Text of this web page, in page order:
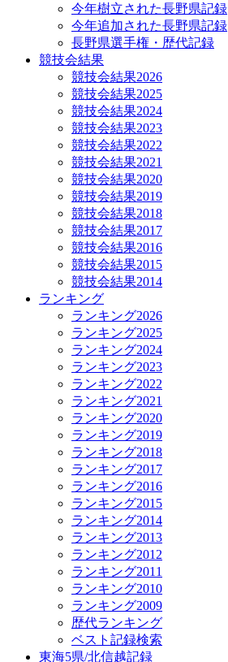
今年樹立された長野県記録
今年追加された長野県記録
長野県選手権・歴代記録
競技会結果
競技会結果2026
競技会結果2025
競技会結果2024
競技会結果2023
競技会結果2022
競技会結果2021
競技会結果2020
競技会結果2019
競技会結果2018
競技会結果2017
競技会結果2016
競技会結果2015
競技会結果2014
ランキング
ランキング2026
ランキング2025
ランキング2024
ランキング2023
ランキング2022
ランキング2021
ランキング2020
ランキング2019
ランキング2018
ランキング2017
ランキング2016
ランキング2015
ランキング2014
ランキング2013
ランキング2012
ランキング2011
ランキング2010
ランキング2009
歴代ランキング
ベスト記録検索
東海5県/北信越記録